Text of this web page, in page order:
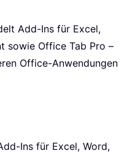
Add-Ins für Excel,
sowie Office Tab Pro –
Office-Anwendungen
Ins für Excel, Word,